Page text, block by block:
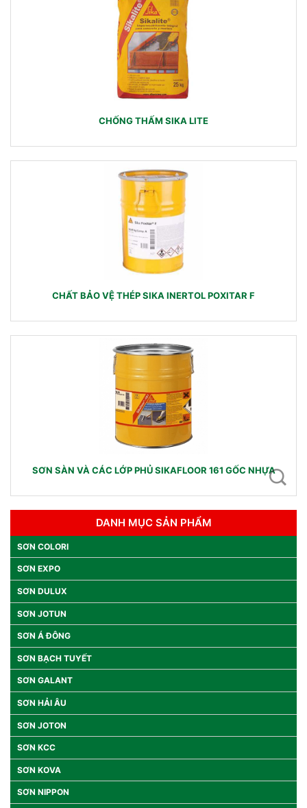
CHỐNG THẤM SIKA LITE
CHẤT BẢO VỆ THÉP SIKA INERTOL POXITAR F
SƠN SÀN VÀ CÁC LỚP PHỦ SIKAFLOOR 161 GỐC NHỰA
DANH MỤC SẢN PHẨM
SƠN COLORI
SƠN EXPO
SƠN DULUX
SƠN JOTUN
SƠN Á ĐÔNG
SƠN BẠCH TUYẾT
SƠN GALANT
SƠN HẢI ÂU
SƠN JOTON
SƠN KCC
SƠN KOVA
SƠN NIPPON